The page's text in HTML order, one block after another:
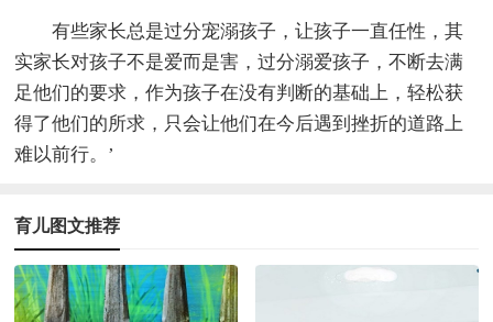
有些家长总是过分宠溺孩子，让孩子一直任性，其
实家长对孩子不是爱而是害，过分溺爱孩子，不断去满
足他们的要求，作为孩子在没有判断的基础上，轻松获
得了他们的所求，只会让他们在今后遇到挫折的道路上
难以前行。’
育儿图文推荐